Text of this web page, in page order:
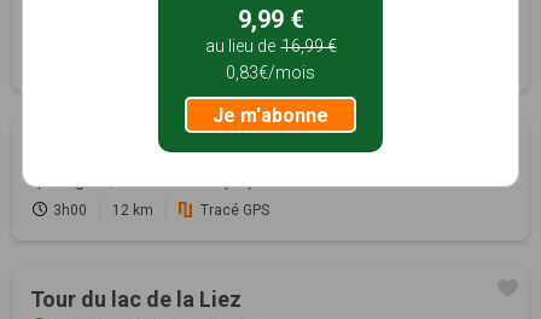
Nogent, Haute-Marne (52)
Le Cul de Sac
3h00 12 km Tracé GPS
Tour du lac de la Liez
9,99 €
au lieu de 16,99 €
0,83€/mois
Je m'abonne